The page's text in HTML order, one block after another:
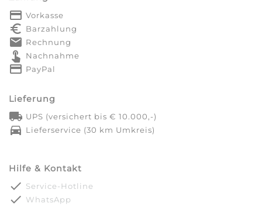
payment Vorkasse
euro_symbol Barzahlung
markunread Rechnung
touch_app Nachnahme
credit_card PayPal
Lieferung
local_shipping UPS (versichert bis € 10.000,-)
directions_car Lieferservice (30 km Umkreis)
Hilfe & Kontakt
done Service-Hotline
done WhatsApp